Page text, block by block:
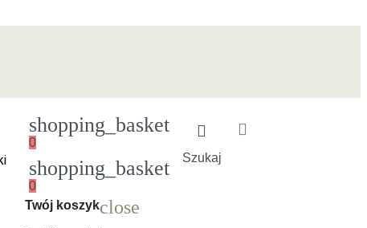
Szukaj
shopping_basket
0
shopping_basket
0
Ładowanie
Twój koszykclose